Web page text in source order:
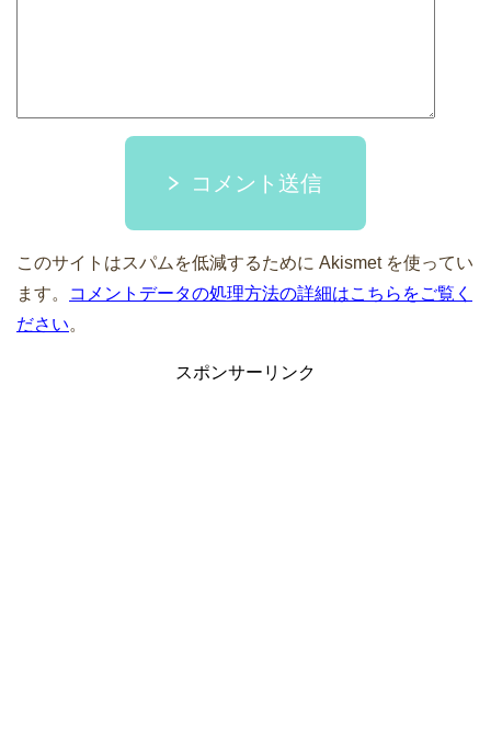
コメント送信
このサイトはスパムを低減するために Akismet を使ってい
ます。
コメントデータの処理方法の詳細はこちらをご覧く
ださい。
スポンサーリンク